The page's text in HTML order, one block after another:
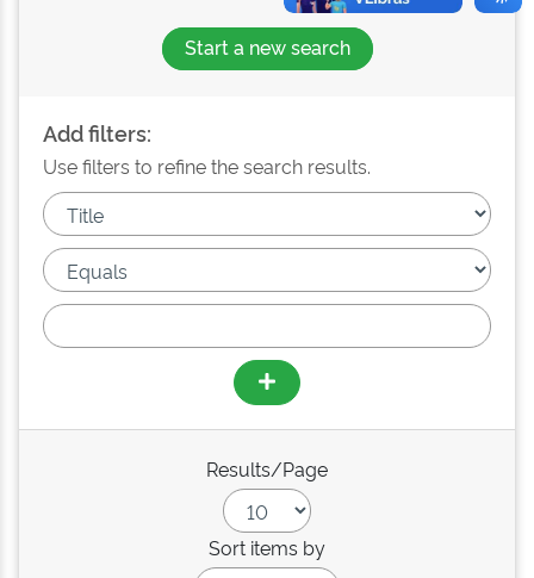
Start a new search
Add filters:
Use filters to refine the search results.
Results/Page
Sort items by